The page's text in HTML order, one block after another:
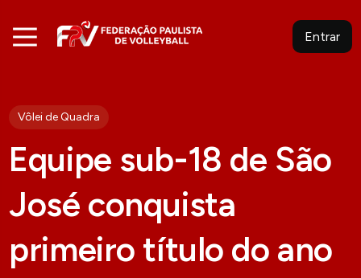
Entrar
Vôlei de Quadra
Equipe sub-18 de São
José conquista
primeiro título do ano